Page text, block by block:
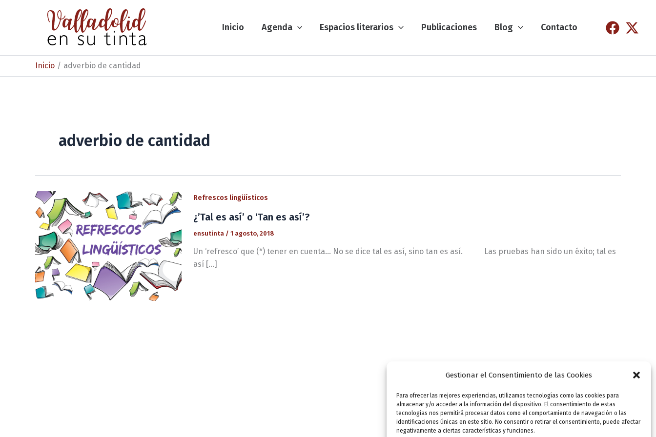
Gestionar el Consentimiento de las Cookies
Para ofrecer las mejores experiencias, utilizamos tecnologías como las cookies para
almacenar y/o acceder a la información del dispositivo. El consentimiento de estas
tecnologías nos permitirá procesar datos como el comportamiento de navegación o las
identificaciones únicas en este sitio. No consentir o retirar el consentimiento, puede afectar
negativamente a ciertas características y funciones.
Inicio Agenda Espacios literarios Publicaciones Blog Contacto
Inicio adverbio de cantidad
adverbio de cantidad
Refrescos lingüísticos
¿’Tal es así’ o ‘Tan es así’?
ensutinta / 1 agosto, 2018
Un ‘refresco’ que (*) tener en cuenta… No se dice tal es así, sino tan es así. Las pruebas han sido un éxito; tal es
así […]